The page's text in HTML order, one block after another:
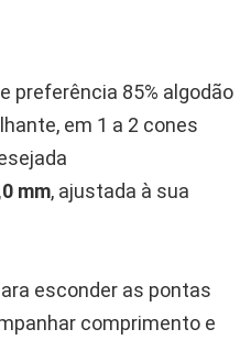
preferência 85% algodão
em 1 a 2 cones
mm, ajustada à sua
esconder as pontas
comprimento e